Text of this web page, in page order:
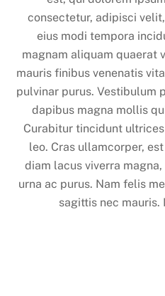
consectetur, adipisci
eius modi tempora
magnam aliquam quaerat
mauris finibus venenatis
pulvinar purus. Vestibulum
dapibus magna mollis
Curabitur tincidunt
leo. Cras ullamcorper,
diam lacus viverra
urna ac purus. Nam felis
sagittis nec mauris.